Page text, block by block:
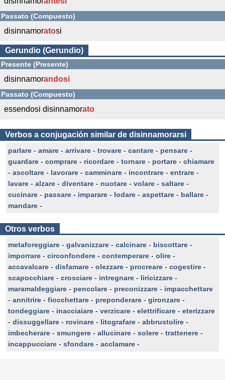
Passato (Compuesto)
disinnamoratosi
Gerundio (Gerundio)
Presente (Presente)
disinnamorandosi
Passato (Compuesto)
essendosi disinnamorato
Verbos a conjugación similar de disinnamorarsi
parlare - amare - arrivare - trovare - cantare - pensare -
guardare - comprare - ricordare - tornare - portare - chiamare
- ascoltare - lavorare - camminare - incontrare - entrare -
lavare - alzare - diventare - nuotare - volare - saltare -
cucinare - passare - imparare - lodare - aspettare - ballare -
mandare -
Otros verbos
metaforeggiare - galvanizzare - calcinare - biscottare -
imporrare - circonfondere - contemperare - olire -
accavalcare - disfamare - olezzare - procreare - cogestire -
scapocchiare - crosciare - intregnare - liricizzare -
maramaldeggiare - pencolare - preconizzare - impacchettare
- annitrire - fiocchettare - preponderare - gironzare -
tondeggiare - inacciaiare - verzicare - elettrificare - eterizzare
- dissuggellare - rovinare - litografare - abbrustolire -
imbecherare - smungere - allucinare - solere - trattenere -
incappucciare - sfondare - acclamare -